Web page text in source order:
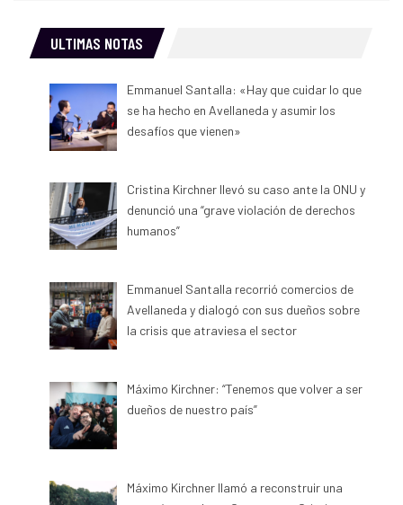
ULTIMAS NOTAS
Emmanuel Santalla: «Hay que cuidar lo que
se ha hecho en Avellaneda y asumir los
desafíos que vienen»
Cristina Kirchner llevó su caso ante la ONU y
denunció una “grave violación de derechos
humanos”
Emmanuel Santalla recorrió comercios de
Avellaneda y dialogó con sus dueños sobre
la crisis que atraviesa el sector
Máximo Kirchner: “Tenemos que volver a ser
dueños de nuestro país”
Máximo Kirchner llamó a reconstruir una